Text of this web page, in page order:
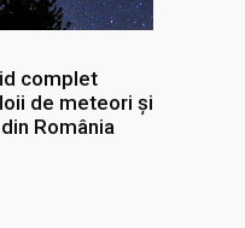
complet
de meteori și
România